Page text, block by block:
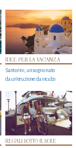
IDEE PER LA VACANZA
Santorini, un sogno nato
da un’eruzione da incubo
REGALI SOTTO IL SOLE